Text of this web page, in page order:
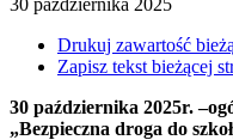
Drukuj zawartość
Zapisz tekst bieżącej
30 października 2025r.
„Bezpieczna droga do